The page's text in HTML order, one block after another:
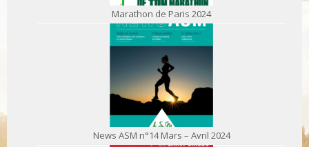
Marathon de Paris 2024
News ASM n°14 Mars – Avril 2024